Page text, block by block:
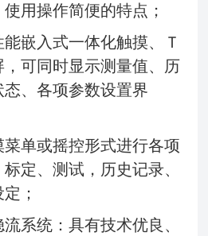
用操作简便的特点；
嵌入式一体化触摸、Ｔ
可同时显示测量值、历
、各项参数设置界
单或摇控形式进行各项
定、测试，历史记录、
；
系统：具有技术优良、